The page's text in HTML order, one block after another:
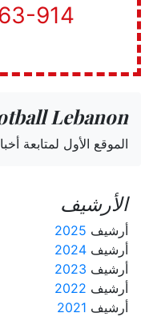
914
Lebanon
الموقع الأول لمتابعة
الأرشيف
أرشيف 2025
أرشيف 2024
أرشيف 2023
أرشيف 2022
أرشيف 2021